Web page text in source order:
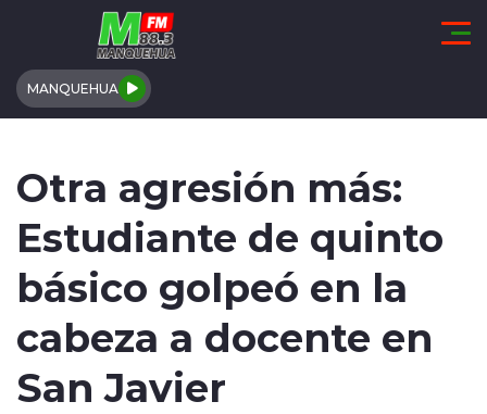
Click acá para ir directamente al contenido
MANQUEHUA
COMUNALES
REGIONALES
ACTUALIDAD
TENDENCIAS
Otra agresión más:
Estudiante de quinto
básico golpeó en la
cabeza a docente en
San Javier